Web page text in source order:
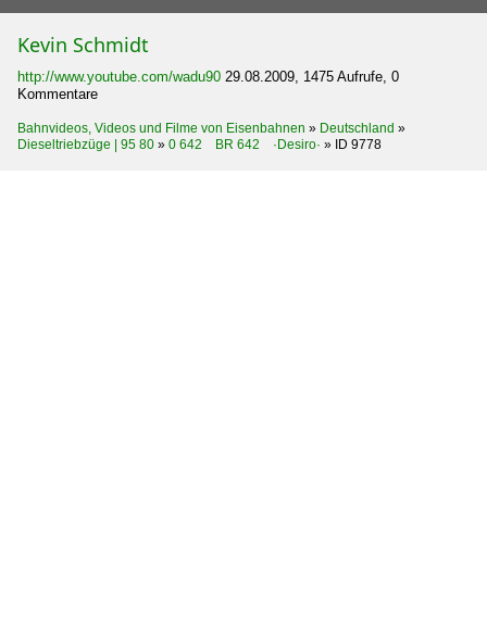
Kevin Schmidt
http://www.youtube.com/wadu90 29.08.2009, 1475 Aufrufe, 0
Kommentare
Bahnvideos, Videos und Filme von Eisenbahnen » Deutschland »
Dieseltriebzüge | 95 80 » 0 642 BR 642 ·Desiro· » ID 9778